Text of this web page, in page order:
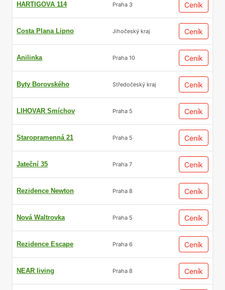
HARTIGOVA 114 Praha 3 Ceník
Costa Plana Lipno Jihočeský kraj Ceník
Anilinka Praha 10 Ceník
Byty Borovského Středočeský kraj Ceník
LIHOVAR Smíchov Praha 5 Ceník
Staropramenná 21 Praha 5 Ceník
Jateční 35 Praha 7 Ceník
Rezidence Newton Praha 8 Ceník
Nová Waltrovka Praha 5 Ceník
Rezidence Escape Praha 6 Ceník
NEAR living Praha 8 Ceník